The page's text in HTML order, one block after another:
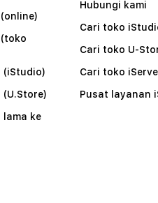
lama ke
Hubungi kami
Cari toko
Cari toko U-
Cari toko iServe
Pusat layanan